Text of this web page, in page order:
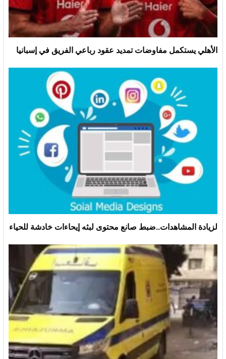
الأهلي يستكمل مفاوضات تمديد عقود رباعي الفريق في إسبانيا
لزيادة المشاهدات..ضبط صانع محتوى لبثه إيحاءات خادشة للحياء